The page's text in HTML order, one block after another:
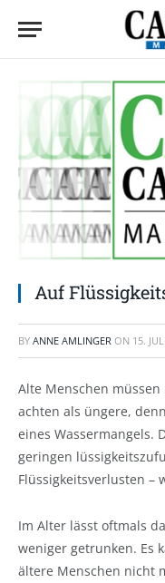
Auf
BY ANNE AMLINGER ON 15.
Alte Menschen
achten als üngere,
eines Wassermangels.
geringen
Flüssigkeitsverlusten –
Im Alter lässt oftmals
weniger getrunken. Es
ältere Menschen nicht